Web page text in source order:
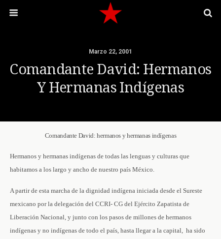
Marzo 22, 2001
Comandante David: Hermanos
Y Hermanas Indígenas
Comandante David: hermanos y hermanas indígenas
Hermanos y hermanas indígenas de todas las lenguas y culturas que
habitamos a los largo y ancho de nuestro país México.
A partir de esta marcha de la dignidad indígena iniciada desde el Sureste
mexicano por la delegación del CCRI- CG del Ejército Zapatista de
Liberación Nacional, y junto con los pasos de millones de hermanos
indígenas y no indígenas de todo el país, hasta llegar a la capital, ha sido